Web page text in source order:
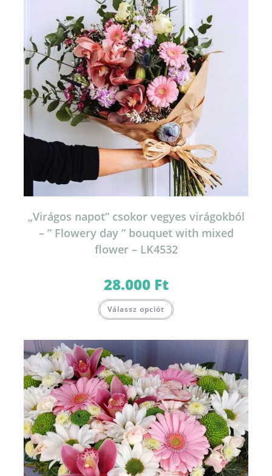
„Virágos napot” csokor vegyes virágokból
– ” Flowery day ” bouquet with mixed
flower – LK4532
28.000 Ft
Válassz opciót